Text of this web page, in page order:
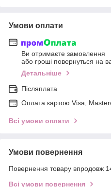
Умови оплати
Ви отримаєте замовлення
або гроші повернуться на
Детальніше
Післяплата
Оплата картою Visa,
Всі умови оплати
Умови повернення
Повернення товару впродовж
Всі умови повернення